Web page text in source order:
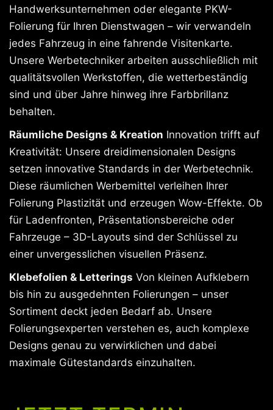
Handwerksunternehmen oder elegante PKW-
Folierung für Ihren Dienstwagen – wir verwandeln
jedes Fahrzeug in eine fahrende Visitenkarte.
Unsere Werbetechniker arbeiten ausschließlich mit
qualitätsvollen Werkstoffen, die wetterbeständig
sind und über Jahre hinweg ihre Farbbrillanz
behalten.
Räumliche Designs & Kreation Innovation trifft auf
Kreativität: Unsere dreidimensionalen Designs
setzen innovative Standards in der Werbetechnik.
Diese räumlichen Werbemittel verleihen Ihrer
Folierung Plastizität und erzeugen Wow-Effekte. Ob
für Ladenfronten, Präsentationsbereiche oder
Fahrzeuge – 3D-Layouts sind der Schlüssel zu
einer unvergesslichen visuellen Präsenz.
Klebefolien & Letterings Von kleinen Aufklebern
bis hin zu ausgedehnten Folierungen – unser
Sortiment deckt jeden Bedarf ab. Unsere
Folierungsexperten verstehen es, auch komplexe
Designs genau zu verwirklichen und dabei
maximale Gütestandards einzuhalten.